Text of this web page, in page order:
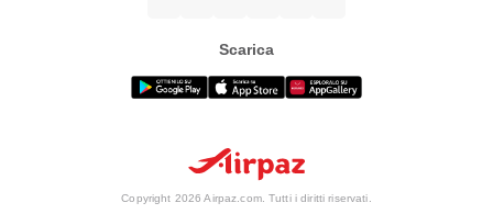
Scarica
Copyright 2026 Airpaz.com. Tutti i diritti riservati.